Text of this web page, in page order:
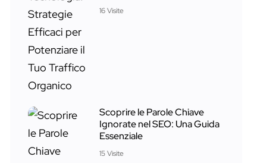
16 Visite
Scoprire le Parole Chiave
Ignorate nel SEO: Una Guida
Essenziale
15 Visite